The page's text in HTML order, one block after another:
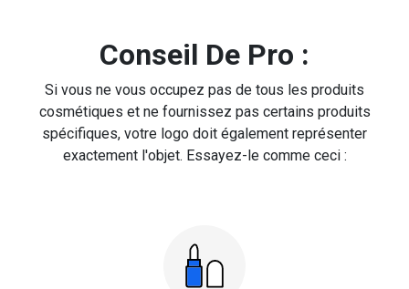
Conseil De Pro :
Si vous ne vous occupez pas de tous les produits
cosmétiques et ne fournissez pas certains produits
spécifiques, votre logo doit également représenter
exactement l'objet. Essayez-le comme ceci :